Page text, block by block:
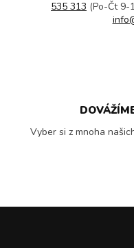
535 313 (Po-Čt 9-
Vyber si z mnoha